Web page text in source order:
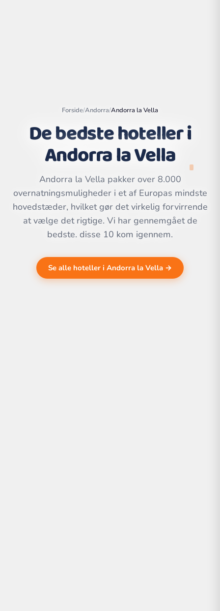
Leaflet
©
OpenStreetMap
Forside/Andorra/Andorra la Vella
De bedste hoteller i
Andorra la Vella
Andorra la Vella pakker over 8.000
overnatningsmuligheder i et af Europas mindste
hovedstæder, hvilket gør det virkelig forvirrende
at vælge det rigtige. Vi har gennemgået de
bedste. disse 10 kom igennem.
Se alle hoteller i Andorra la Vella →